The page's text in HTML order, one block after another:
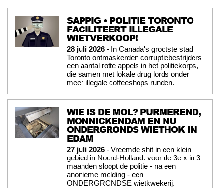
SAPPIG • POLITIE TORONTO
FACILITEERT ILLEGALE
WIETVERKOOP!
28 juli 2026 - In Canada's grootste stad
Toronto ontmaskerden corruptiebestrijders
een aantal rotte appels in het politiekorps,
die samen met lokale drug lords onder
meer illegale coffeeshops runden.
WIE IS DE MOL? PURMEREND,
MONNICKENDAM EN NU
ONDERGRONDS WIETHOK IN
EDAM
27 juli 2026 - Vreemde shit in een klein
gebied in Noord-Holland: voor de 3e x in 3
maanden sloopt de politie - na een
anonieme melding - een
ONDERGRONDSE wietkwekerij.